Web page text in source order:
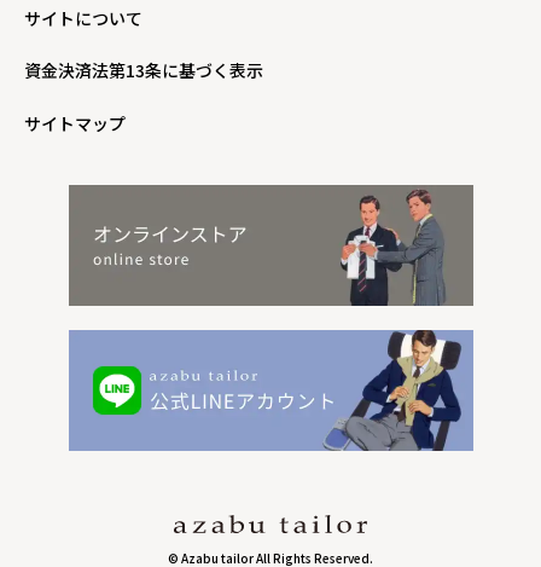
サイトについて
資金決済法第13条に基づく表示
サイトマップ
© Azabu tailor All Rights Reserved.